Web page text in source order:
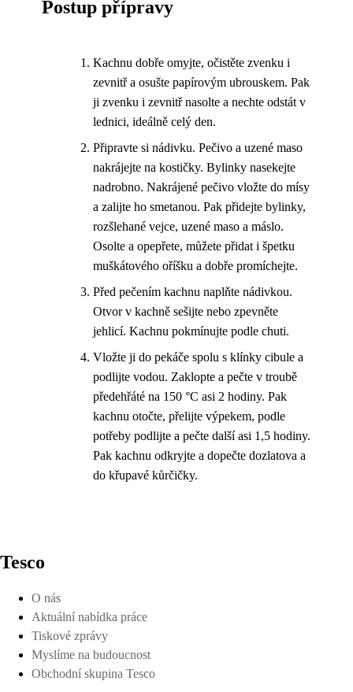
Postup přípravy
Kachnu dobře omyjte, očistěte zvenku i
zevnitř a osušte papírovým ubrouskem. Pak
ji zvenku i zevnitř nasolte a nechte odstát v
lednici, ideálně celý den.
Připravte si nádivku. Pečivo a uzené maso
nakrájejte na kostičky. Bylinky nasekejte
nadrobno. Nakrájené pečivo vložte do mísy
a zalijte ho smetanou. Pak přidejte bylinky,
rozšlehané vejce, uzené maso a máslo.
Osolte a opepřete, můžete přidat i špetku
muškátového oříšku a dobře promíchejte.
Před pečením kachnu naplňte nádivkou.
Otvor v kachně sešijte nebo zpevněte
jehlicí. Kachnu pokmínujte podle chuti.
Vložte ji do pekáče spolu s klínky cibule a
podlijte vodou. Zaklopte a pečte v troubě
předehřáté na 150 °C asi 2 hodiny. Pak
kachnu otočte, přelijte výpekem, podle
potřeby podlijte a pečte další asi 1,5 hodiny.
Pak kachnu odkryjte a dopečte dozlatova a
do křupavé kůrčičky.
Tesco
O nás
Aktuální nabídka práce
Tiskové zprávy
Myslíme na budoucnost
Obchodní skupina Tesco